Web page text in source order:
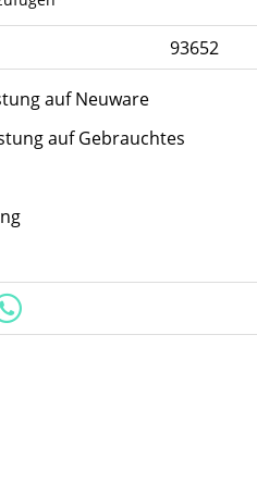
93652
auf Neuware
auf Gebrauchtes